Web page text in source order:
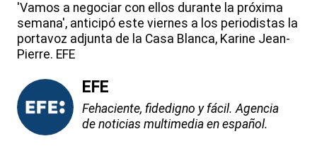
'Vamos a negociar con ellos durante la próxima
semana', anticipó este viernes a los periodistas la
portavoz adjunta de la Casa Blanca, Karine Jean-
Pierre. EFE
EFE
Fehaciente, fidedigno y fácil. Agencia
de noticias multimedia en español.